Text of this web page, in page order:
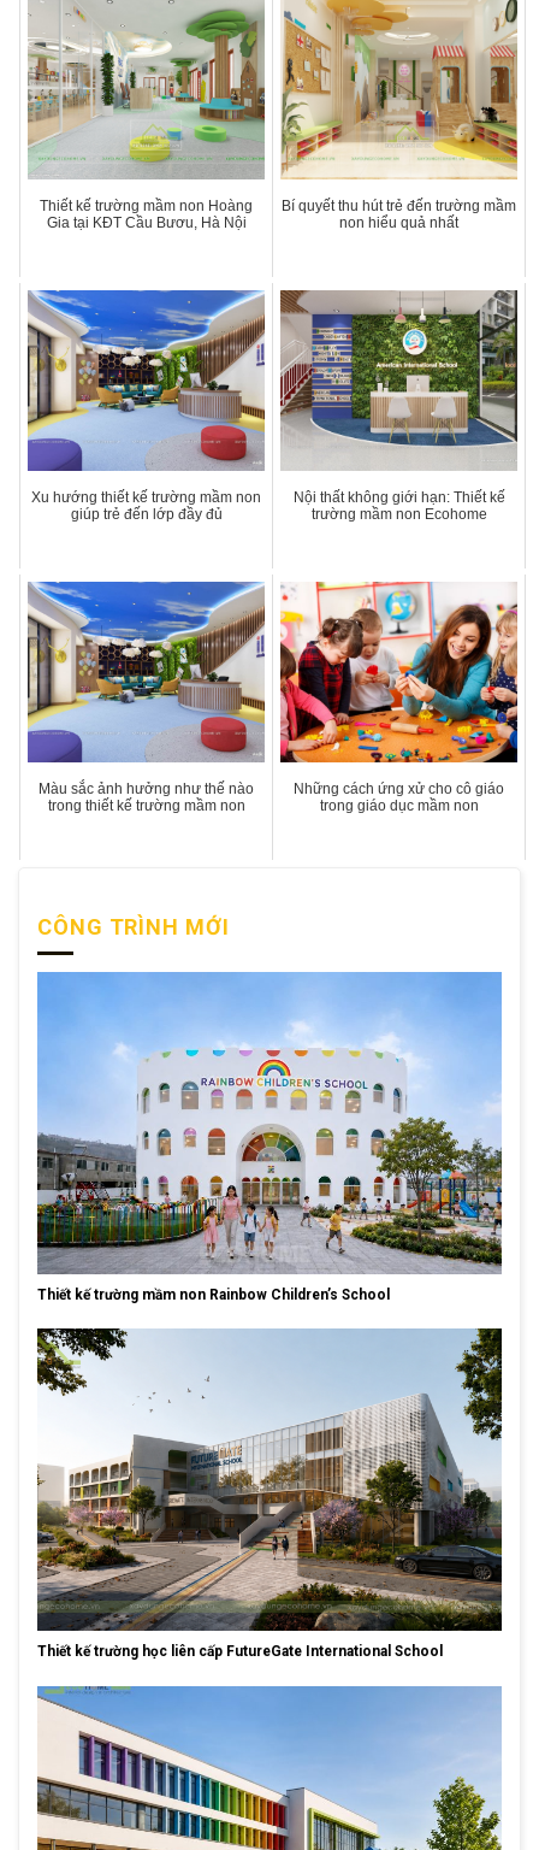
Thiết kế trường mầm non Hoàng
Gia tại KĐT Cầu Bươu, Hà Nội
Bí quyết thu hút trẻ đến trường mầm
non hiểu quả nhất
Xu hướng thiết kế trường mầm non
giúp trẻ đến lớp đầy đủ
Nội thất không giới hạn: Thiết kế
trường mầm non Ecohome
Màu sắc ảnh hưởng như thế nào
trong thiết kế trường mầm non
Những cách ứng xử cho cô giáo
trong giáo dục mầm non
CÔNG TRÌNH MỚI
Thiết kế trường mầm non Rainbow Children’s School
Thiết kế trường học liên cấp FutureGate International School